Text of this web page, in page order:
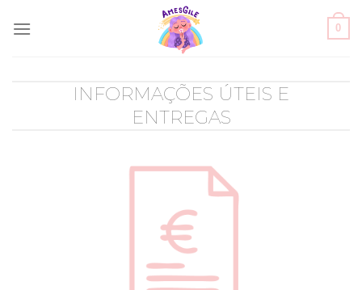
0
INFORMAÇÕES ÚTEIS E
ENTREGAS